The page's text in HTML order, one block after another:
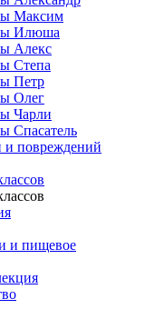
Максим
Илюша
Алекс
Степа
Петр
Олег
Чарли
Спасатель
и повреждений
и пищевое